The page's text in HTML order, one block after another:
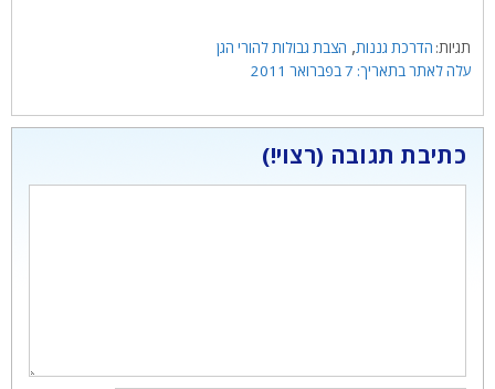
תגיות
הדרכת גננות, הצבת גבולות להורי הגן
7 בפברואר 2011
כתיבת תגובה